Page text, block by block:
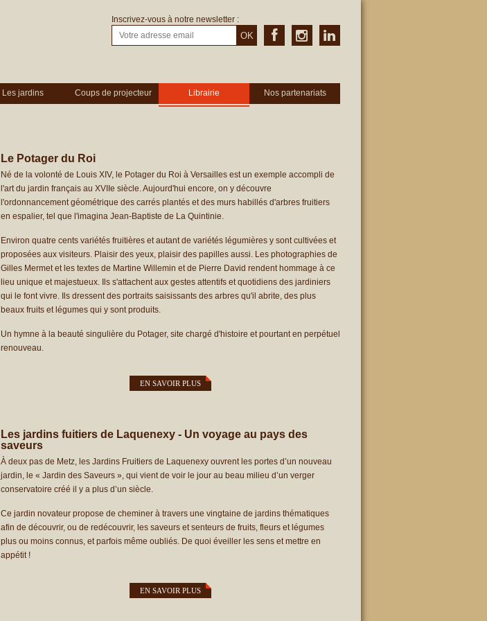
Inscrivez-vous à notre newsletter :
OK
Les jardins Coups de projecteur Librairie Nos partenariats
Le Potager du Roi
Né de la volonté de Louis XIV, le Potager du Roi à Versailles est un exemple accompli de
l'art du jardin français au XVIIe siècle. Aujourd'hui encore, on y découvre
l'ordonnancement géométrique des carrés plantés et des murs habillés d'arbres fruitiers
en espalier, tel que l'imagina Jean-Baptiste de La Quintinie.
Environ quatre cents variétés fruitières et autant de variétés légumières y sont cultivées et
proposées aux visiteurs. Plaisir des yeux, plaisir des papilles aussi. Les photographies de
Gilles Mermet et les textes de Martine Willemin et de Pierre David rendent hommage à ce
lieu unique et majestueux. Ils s'attachent aux gestes attentifs et quotidiens des jardiniers
qui le font vivre. Ils dressent des portraits saisissants des arbres qu'il abrite, des plus
beaux fruits et légumes qui y sont produits.
Un hymne à la beauté singulière du Potager, site chargé d'histoire et pourtant en perpétuel
renouveau.
EN SAVOIR PLUS
Les jardins fuitiers de Laquenexy - Un voyage au pays des
saveurs
À deux pas de Metz, les Jardins Fruitiers de Laquenexy ouvrent les portes d’un nouveau
jardin, le « Jardin des Saveurs », qui vient de voir le jour au beau milieu d’un verger
conservatoire créé il y a plus d’un siècle.
Ce jardin novateur propose de cheminer à travers une vingtaine de jardins thématiques
afin de découvrir, ou de redécouvrir, les saveurs et senteurs de fruits, fleurs et légumes
plus ou moins connus, et parfois même oubliés. De quoi éveiller les sens et mettre en
appétit !
EN SAVOIR PLUS